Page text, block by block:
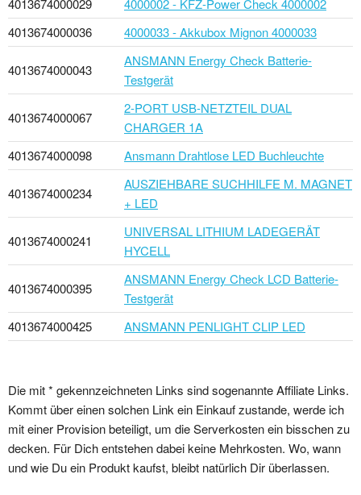
4013674000036
4000033 - Akkubox Mignon 4000033
4013674000043
ANSMANN Energy Check Batterie-
Testgerät
4013674000067
2-PORT USB-NETZTEIL DUAL
CHARGER 1A
4013674000098
Ansmann Drahtlose LED Buchleuchte
4013674000234
AUSZIEHBARE SUCHHILFE M. MAGNET
+ LED
4013674000241
UNIVERSAL LITHIUM LADEGERÄT
HYCELL
4013674000395
ANSMANN Energy Check LCD Batterie-
Testgerät
4013674000425
ANSMANN PENLIGHT CLIP LED
Die mit * gekennzeichneten Links sind sogenannte Affiliate Links.
Kommt über einen solchen Link ein Einkauf zustande, werde ich
mit einer Provision beteiligt, um die Serverkosten ein bisschen zu
decken. Für Dich entstehen dabei keine Mehrkosten. Wo, wann
und wie Du ein Produkt kaufst, bleibt natürlich Dir überlassen.